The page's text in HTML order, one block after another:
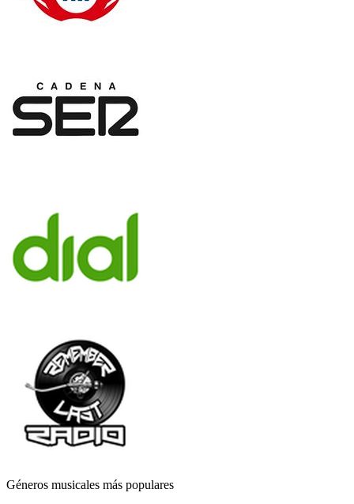
Géneros musicales más populares